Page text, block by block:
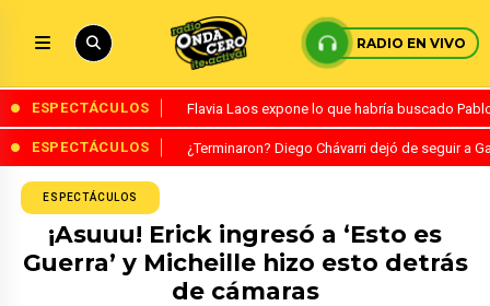
RADIO EN VIVO
ESPECTÁCULOS Flavia Laos expone lo que habría buscado
ESPECTÁCULOS ¿Terminaron? Diego Chávarri dejó de seguir a
ESPECTÁCULOS
¡Asuuu! Erick ingresó a ‘Esto es
Guerra’ y Micheille hizo esto detrás
de cámaras